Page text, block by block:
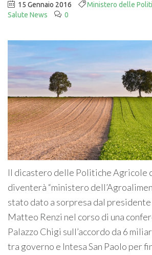
15 Gennaio 2016 Ministero delle
Salute News
0
Il dicastero delle Politiche Agricole
diventerà “ministero
stato dato a sorpresa dal
Matteo Renzi nel corso di una
Palazzo Chigi sull’accordo da 6
tra governo e Intesa San Paolo per